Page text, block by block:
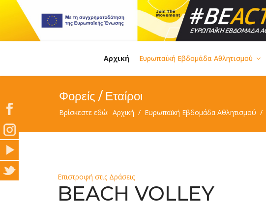
Αρχική Ευρωπαϊκή Εβδομάδα Αθλητισμού
Φορείς / Εταίροι
Βρίσκεστε εδώ: Αρχική Ευρωπαϊκή Εβδομάδα Αθλητισμού
Επιστροφή στις Δράσεις
BEACH VOLLEY